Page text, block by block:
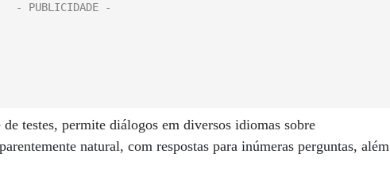
testes, permite diálogos em diversos idiomas sobre
natural, com respostas para inúmeras perguntas, além